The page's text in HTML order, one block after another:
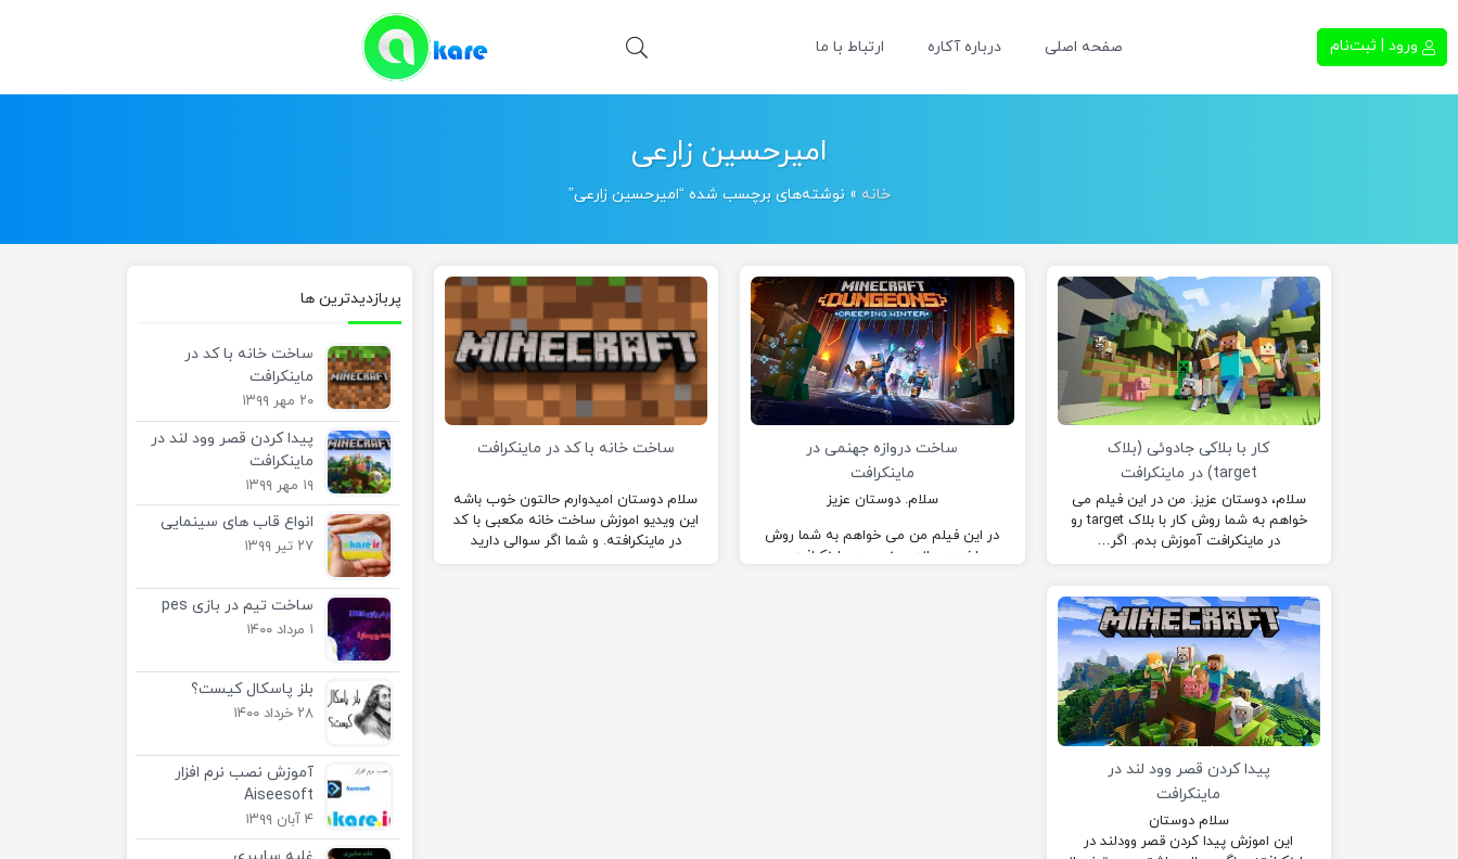
ورود | ثبت‌نام صفحه اصلی درباره آکاره ارتباط با ما
امیرحسین زارعی
خانه » نوشته‌های برچسب شده “امیرحسین زارعی”
کار با بلاکی جادوئی (بلاک
target) در ماینکرافت
سلام، دوستان عزیز. من در این فیلم می
خواهم به شما روش کار با بلاک target رو
در ماینکرافت آموزش بدم. اگر…
ساخت دروازه جهنمی در
ماینکرافت
سلام. دوستان عزیز
در این فیلم من می خواهم به شما روش
ساخت دروازه جهنمی در ماینکرافت رو
ساخت خانه با کد در ماینکرافت
سلام دوستان امیدوارم حالتون خوب باشه
این ویدیو اموزش ساخت خانه مکعبی با کد
در ماینکرافته. و شما اگر سوالی دارید
پیدا کردن قصر وود لند در
ماینکرافت
سلام دوستان
این اموزش پیدا کردن قصر وودلند در
پربازدیدترین ها
ساخت خانه با کد در
ماینکرافت
۲۰ مهر ۱۳۹۹
پیدا کردن قصر وود لند در
ماینکرافت
۱۹ مهر ۱۳۹۹
انواع قاب های سینمایی
۲۷ تیر ۱۳۹۹
ساخت تیم در بازی pes
۱ مرداد ۱۴۰۰
بلز پاسکال کیست؟
۲۸ خرداد ۱۴۰۰
آموزش نصب نرم افزار
Aiseesoft
۴ آبان ۱۳۹۹